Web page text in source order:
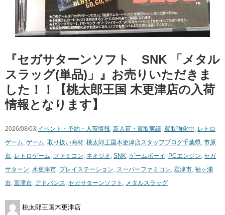
『セガサターンソフト SNK 「メタル
スラッグ(単品)」』お売りいただきま
した！！【桃太郎王国 木更津店の入荷
情報となります】
2026/08/03|イベント・予約・入荷情報 新入荷・買取実績 買取強化中 レトロ
ゲーム ゲーム 取り扱い商材 桃太郎王国木更津店スタッフブログ千葉県 市原
市 レトロゲーム ファミコン ネオジオ SNK ゲームボーイ PCエンジン セガ
サターン 木更津市 プレイステーション スーパーファミコン 君津市 袖ヶ浦
市 富津市 アドバンス セガサターンソフト メタルスラッグ
桃太郎王国木更津店